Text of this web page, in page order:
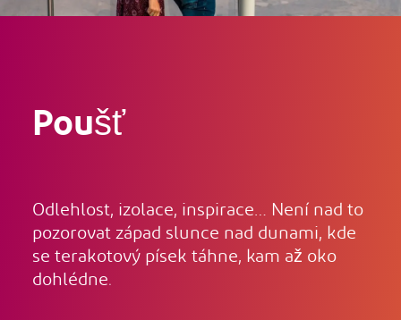
Poušť
Odlehlost, izolace, inspirace… Není nad to
pozorovat západ slunce nad dunami, kde
se terakotový písek táhne, kam až oko
dohlédne.